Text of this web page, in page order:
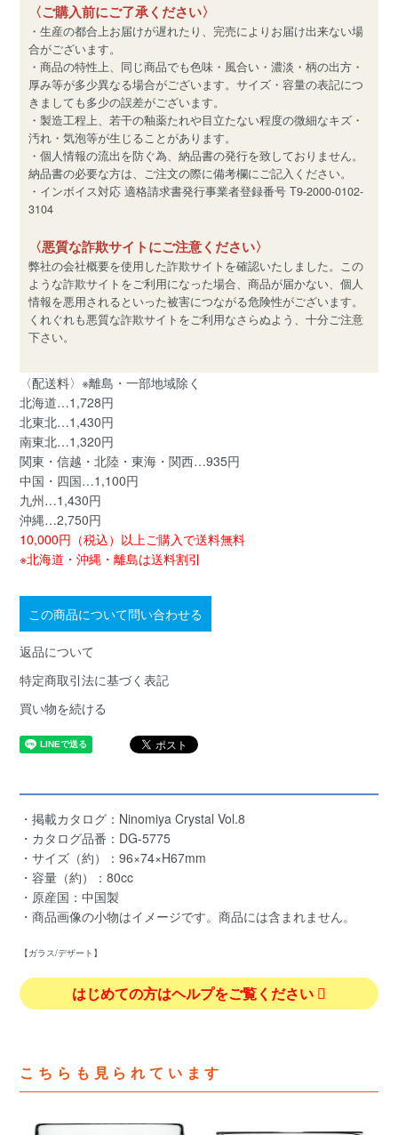
〈ご購入前にご了承ください〉
・生産の都合上お届けが遅れたり、完売によりお届け出来ない場
合がございます。
・商品の特性上、同じ商品でも色味・風合い・濃淡・柄の出方・
厚み等が多少異なる場合がございます。サイズ・容量の表記につ
きましても多少の誤差がございます。
・製造工程上、若干の釉薬たれや目立たない程度の微細なキズ・
汚れ・気泡等が生じることがあります。
・個人情報の流出を防ぐ為、納品書の発行を致しておりません。
納品書の必要な方は、ご注文の際に備考欄にご記入ください。
・インボイス対応 適格請求書発行事業者登録番号 T9-2000-0102-
3104
〈悪質な詐欺サイトにご注意ください〉
弊社の会社概要を使用した詐欺サイトを確認いたしました。この
ような詐欺サイトをご利用になった場合、商品が届かない、個人
情報を悪用されるといった被害につながる危険性がございます。
くれぐれも悪質な詐欺サイトをご利用なさらぬよう、十分ご注意
下さい。
〈配送料〉※離島・一部地域除く
北海道…1,728円
北東北…1,430円
南東北…1,320円
関東・信越・北陸・東海・関西…935円
中国・四国…1,100円
九州…1,430円
沖縄…2,750円
10,000円（税込）以上ご購入で送料無料
※北海道・沖縄・離島は送料割引
この商品について問い合わせる
返品について
特定商取引法に基づく表記
買い物を続ける
・掲載カタログ：Ninomiya Crystal Vol.8
・カタログ品番：DG-5775
・サイズ（約）：96×74×H67mm
・容量（約）：80cc
・原産国：中国製
・商品画像の小物はイメージです。商品には含まれません。
【ガラス/デザート】
はじめての方はヘルプをご覧ください
こちらも見られています